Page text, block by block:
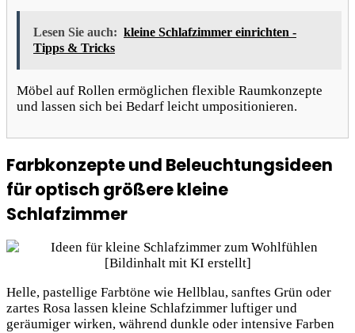
Lesen Sie auch: kleine Schlafzimmer einrichten -
Tipps & Tricks
Möbel auf Rollen ermöglichen flexible Raumkonzepte
und lassen sich bei Bedarf leicht umpositionieren.
Farbkonzepte und Beleuchtungsideen
für optisch größere kleine
Schlafzimmer
Helle, pastellige Farbtöne wie Hellblau, sanftes Grün oder
zartes Rosa lassen kleine Schlafzimmer luftiger und
geräumiger wirken, während dunkle oder intensive Farben